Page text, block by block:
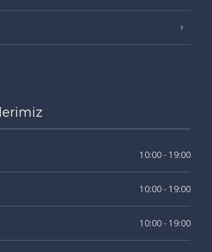
10:00 - 19:00
10:00 - 19:00
10:00 - 19:00